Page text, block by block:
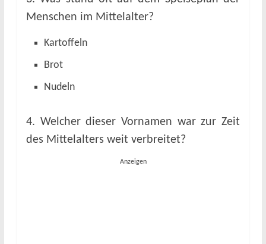
Menschen im Mittelalter?
Kartoffeln
Brot
Nudeln
4. Welcher dieser Vornamen war zur Zeit
des Mittelalters weit verbreitet?
Anzeigen